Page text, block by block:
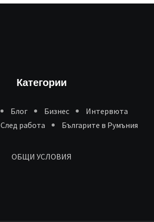
Категории
Блог Бизнес
Интервюта
След работа Българите в Румъния
ОБЩИ УСЛОВИЯ